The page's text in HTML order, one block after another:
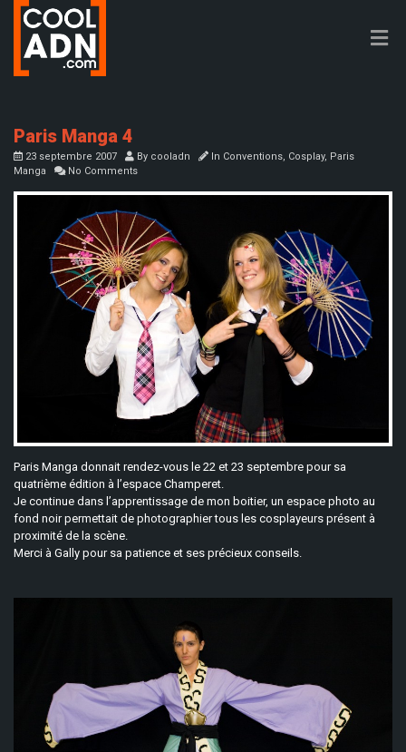
Paris Manga 4
23 septembre 2007 By cooladn In Conventions, Cosplay, Paris
Manga
No Comments
Paris Manga donnait rendez-vous le 22 et 23 septembre pour sa
quatrième édition à l’espace Champeret.
Je continue dans l’apprentissage de mon boitier, un espace photo au
fond noir permettait de photographier tous les cosplayeurs présent à
proximité de la scène.
Merci à Gally pour sa patience et ses précieux conseils.